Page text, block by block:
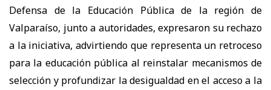
Defensa de la Educación Pública de la región de
Valparaíso, junto a autoridades, expresaron su rechazo
a la iniciativa, advirtiendo que representa un retroceso
para la educación pública al reinstalar mecanismos de
selección y profundizar la desigualdad en el acceso a la